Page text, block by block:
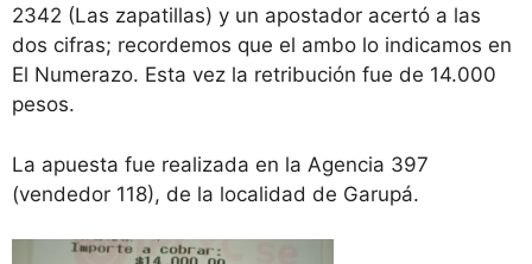
2342 (Las zapatillas) y un apostador acertó a las
dos cifras; recordemos que el ambo lo indicamos en
El Numerazo. Esta vez la retribución fue de 14.000
pesos.
La apuesta fue realizada en la Agencia 397
(vendedor 118), de la localidad de Garupá.